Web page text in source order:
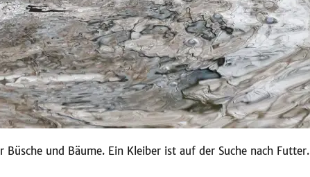
und Bäume. Ein Kleiber ist auf der Suche nach Futter.